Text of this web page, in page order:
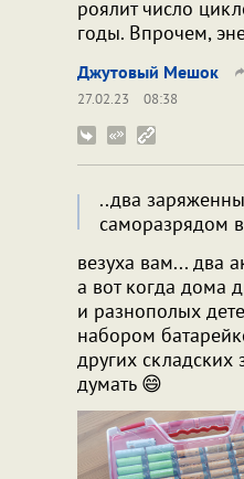
роялит число
годы. Впрочем,
Джутовый Мешок
27.02.23
08:38
..два
саморазрядом
везуха вам... два
а вот когда дома
и разнополых
набором
других складских
думать 😄